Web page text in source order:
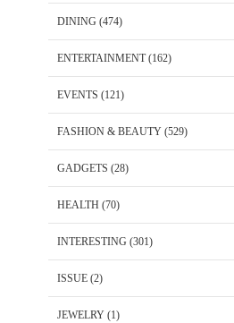
DINING (474)
ENTERTAINMENT(162)
EVENTS (121)
FASHION & BEAUTY (529)
GADGETS (28)
HEALTH (70)
INTERESTING (301)
ISSUE (2)
JEWELRY (1)